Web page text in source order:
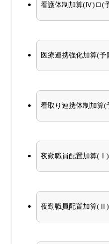
看護体制加算(Ⅳ)ロ(
医療連携強化加算(予
看取り連携体制加算(
夜勤職員配置加算
夜勤職員配置加算